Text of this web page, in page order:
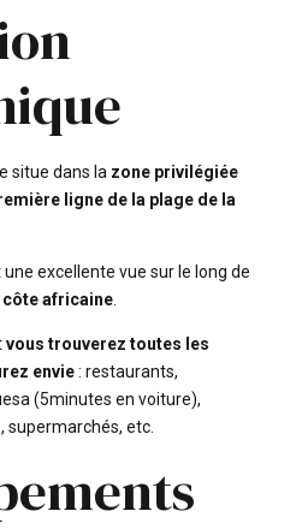
situe dans la zone privilégiée
ligne de la plage de la
excellente vue sur le long de
côte africaine
vous trouverez toutes les
envie: restaurants,
(5minutes en voiture),
supermarchés, etc.